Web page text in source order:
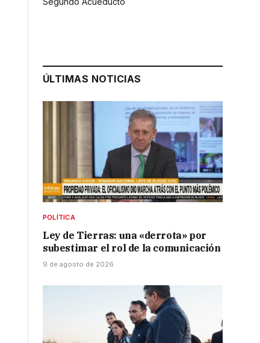
ÚLTIMAS NOTICIAS
POLÍTICA
Ley de Tierras: una «derrota» por
subestimar el rol de la comunicación
9 de agosto de 2026